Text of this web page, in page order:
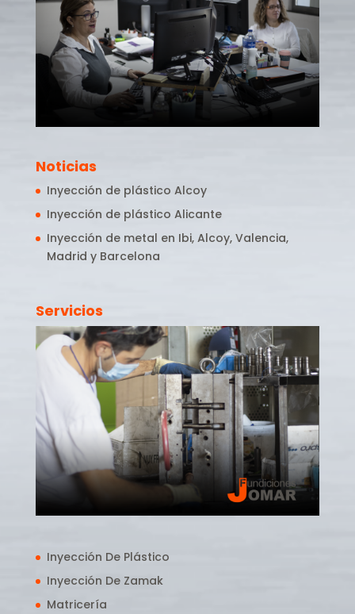
Noticias
Inyección de plástico Alcoy
Inyección de plástico Alicante
Inyección de metal en Ibi, Alcoy, Valencia,
Madrid y Barcelona
Servicios
Inyección De Plástico
Inyección De Zamak
Matricería